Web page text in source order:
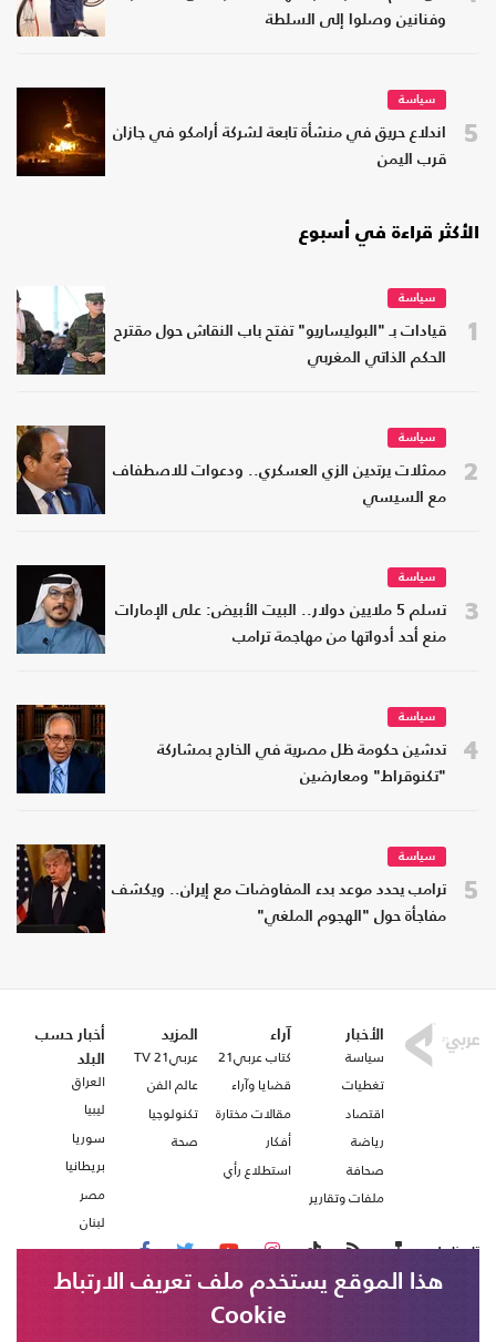
وفنانين وصلوا إلى السلطة
5
سياسة
اندلاع حريق في منشأة تابعة لشركة أرامكو في جازان
قرب اليمن
الأكثر قراءة في أسبوع
1
سياسة
قيادات بـ "البوليساريو" تفتح باب النقاش حول مقترح
الحكم الذاتي المغربي
2
سياسة
ممثلات يرتدين الزي العسكري.. ودعوات للاصطفاف
مع السيسي
3
سياسة
تسلم 5 ملايين دولار.. البيت الأبيض: على الإمارات
منع أحد أدواتها من مهاجمة ترامب
4
سياسة
تدشين حكومة ظل مصرية في الخارج بمشاركة
"تكنوقراط" ومعارضين
5
سياسة
ترامب يحدد موعد بدء المفاوضات مع إيران.. ويكشف
مفاجأة حول "الهجوم الملغي"
الأخبار
سياسة
تغطيات
اقتصاد
رياضة
صحافة
ملفات وتقارير
آراء
كتاب عربي21
قضايا وآراء
مقالات مختارة
أفكار
استطلاع رأي
المزيد
عربي21 TV
عالم الفن
تكنولوجيا
صحة
أخبار حسب
البلد
العراق
ليبيا
سوريا
بريطانيا
مصر
لبنان
تابعنا على
هذا الموقع يستخدم ملف تعريف الارتباط
Cookie